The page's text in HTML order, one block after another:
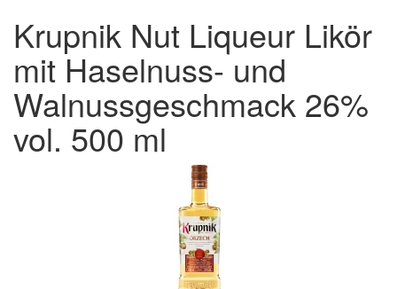
Krupnik Nut Liqueur Likör
mit Haselnuss- und
Walnussgeschmack 26%
vol. 500 ml